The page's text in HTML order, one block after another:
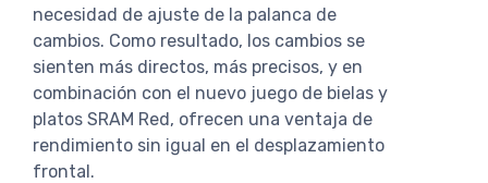
necesidad de ajuste de la palanca de
cambios. Como resultado, los cambios se
sienten más directos, más precisos, y en
combinación con el nuevo juego de bielas y
platos SRAM Red, ofrecen una ventaja de
rendimiento sin igual en el desplazamiento
frontal.